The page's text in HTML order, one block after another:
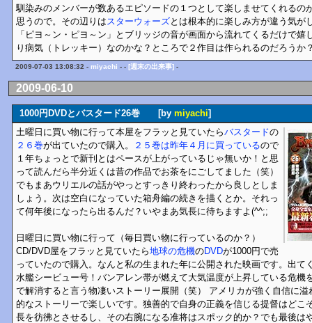
馴染みのメンバーが数あるエピソードの１つとして楽しませてくれるの
思うので。その辺りは スターウォーズとは根本的に楽しみ方が違う気が
「ピヨ～ン・ピヨ～ン」とブリッジの音が画面から流れてくるだけで嬉
り病気（トレッキー）なのかな？ところで２作目は作られるのだろうか
2009-07-03 13:08:32 - miyachi - - [週末の出来事] -
2009-06-10
1000円DVDとバスタード26巻 [by miyachi]
土曜日に買い物に行って本屋をフラッと見ていたらバスタードの
２６巻が出ていたので購入。 ２５巻は昨年４月に買っているので
１年ちょっとで新刊とはペースが上がっているじゃ無いか！と思
って読んだら半分近くは昔の作品でお茶をにごしてました（笑）
でもまあウリエルの話がやっとすっきり終わったから良しとしま
しょう。次は空白になっていた箱舟編の続きを描くとか。それっ
て何年後になったら出るんだ？いやまあ気長に待ちますよ(^^;;
日曜日に買い物に行って（毎日買い物に行っているのか？）
CD/DVD屋をフラッと見ていたら地球の危機のDVDが1000円で売
っていたので購入。なんと私の生まれた年に公開された映画です。出て
水艦シービュー号！バンアレン帯が燃えて大気温度が上昇している危機
で解消すると言う物凄いストーリー展開（笑） アメリカが強く自信に
的なストーリーで楽しいです。独善的で自身の正義を信じる提督はどこ
長を彷彿とさせるし、その右腕になる准将はスポック的か？でも最後は